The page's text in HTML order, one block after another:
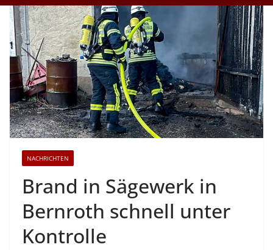
NACHRICHTEN
Brand in Sägewerk in
Bernroth schnell unter
Kontrolle